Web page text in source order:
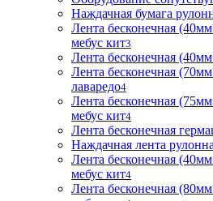
Наждачная бумага
Лента бесконечная
мебус кит3
Лента бесконечная
Лента бесконечная
лаваредо4
Лента бесконечная
мебус кит4
Лента бесконечная
Наждачная лента
Лента бесконечная
мебус кит4
Лента бесконечная